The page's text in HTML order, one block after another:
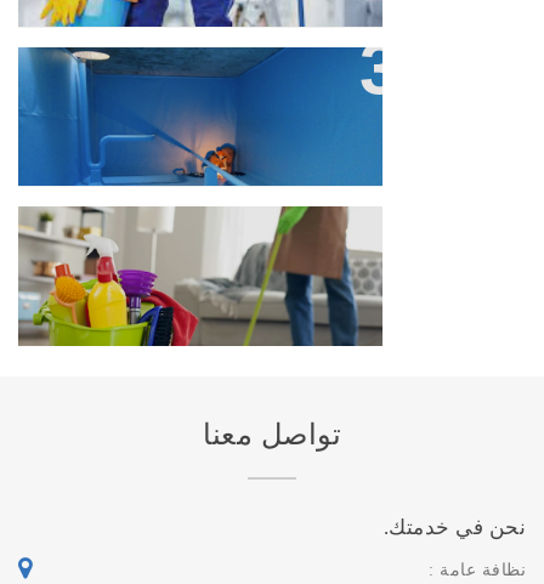
عزل خزانات بالمدينة المنور
تنظيف فلل وعماير بالمدينة المنوره
تواصل معنا
نحن في خدمتك.
نظافة عامة :